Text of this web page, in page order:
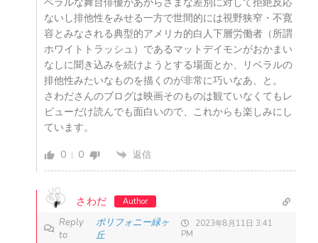
ベラルな舞台俳優があからさまな差別に対して拒絶反応
ないし排他性をみせる一方で世間的には視野狭窄・不寛
容とみなされる典型的アメリカ的白人下層労働者（所謂
ホワイトトラッシュ）であるマットデイモンがおかまい
なしに聞き込みを続けようとする場面とか、リベラルの
排他性みたいなものを描くのが非常に巧いなあ、と。
さわださんのブログは映画そのものは観ていなくてもレ
ビューだけ読んでも面白いので、これからも楽しみにし
ています。
0
0 返信
さわだ Author
Reply
to
ポリフォニー緑ヶ
丘
2023年8月11日 3:41
PM